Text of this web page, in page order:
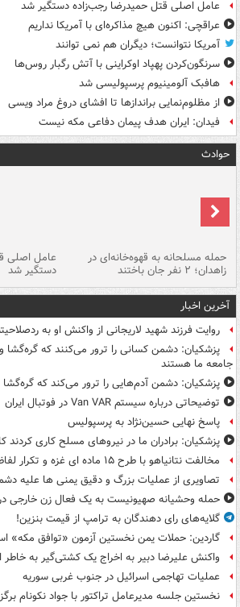
عامل اصلی قتل حمیدرضا رجب‌زاده دستگیر شد
عراقچی: اکنون هیچ مذاکره‌ای با آمریکا نداریم
آمریکا نتوانست؛ دیگران هم نمی توانند
سرنگون‌کردن پهپاد اوکراینی با آتش رگبار روس‌ها
هافبک آلومینیوم پرسپولیسی شد
از مظلوم‌نمایی براندازها تا افشای دروغ مراد ویسی
فیدان: ایران هدف پیمان دفاعی مکه نیست
حوادث
حمله مسلحانه به قهوه‌خانه‌ای در
زاهدان؛ ۲ نفر جان باختند
عامل اصلی
دستگیر شد
آخرین اخبار
روایت فرزند شهید لاریجانی از واکنش او به
پزشکیان: دشمن کسانی را ترور می‌کنند که
جامعه ما هستند
پزشکیان: دشمن آدم‌هایی را ترور می‌کند که
توضیحاتی درباره سیستم Van VAR در فوتبال ایران
پاسخ نهایی حسین‌نژاد به پرسپولیس
پزشکیان: برادران ما در نیروهای مسلح کاری کردند
مخالفت نتانیاهو با طرح ۱۵ ماده ای غزه و تکرار لفاظی علیه ایران
تصاویری از عملیات بزرگ و دقیق یمنی ها علیه
حمله وحشیانه صهیونیست به یک فعال زن خارجی در
گلایه‌های رای دهندگان به ترامپ از قیمت بنزین!
گاردین: حملات یمن نخستین آزمون «توافق مکه»
واکنش علیرضا دبیر به اخراج یک کشتی‌گیر به خاطر
عملیات تهاجمی اسرائیل در جنوب غربی سوریه
نخستین جلسه مدیرعامل تراکتور با جواد نکونام